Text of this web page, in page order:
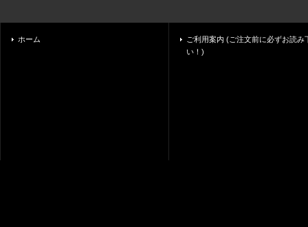
ホーム
ご利用案内 (ご注文前に必ずお読み
い！)